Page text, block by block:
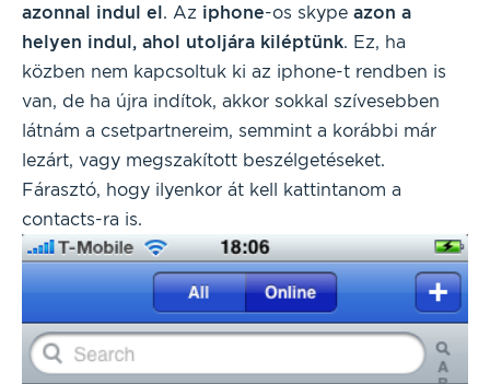
azonnal indul el. Az iphone-os skype azon a
helyen indul, ahol utoljára kiléptünk. Ez, ha
közben nem kapcsoltuk ki az iphone-t rendben is
van, de ha újra indítok, akkor sokkal szívesebben
látnám a csetpartnereim, semmint a korábbi már
lezárt, vagy megszakított beszélgetéseket.
Fárasztó, hogy ilyenkor át kell kattintanom a
contacts-ra is.